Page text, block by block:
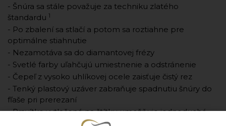
- Šnúra sa stále považuje za techniku ​​zlatého
štandardu 1
- Po zbalení sa stlačí a potom sa roztiahne pre
optimálne stiahnutie
- Nezamotáva sa do diamantovej frézy
- Svetlé farby uľahčujú umiestnenie a odstránenie
- Čepeľ z vysoko uhlíkovej ocele zaisťuje čistý rez
- Tenký plastový uzáver zabraňuje spadnutiu šnúry do
fľaše pri prerezaní
- Pravítko vytlačené na štítku umožňuje jednoduché